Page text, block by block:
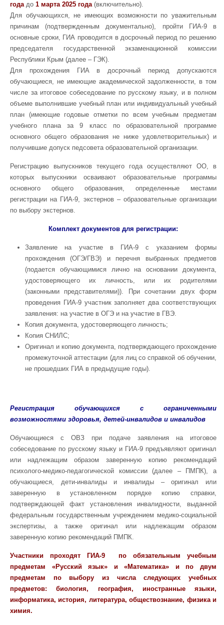
годадо 1 марта 2025 года(включительно).
Для обучающихся, не имеющих возможности по уважительным
причинам (подтвержденным документально), пройти ГИА-9 в
основные сроки, ГИА проводится в досрочный период по решению
председателя государственной экзаменационной комиссии
Республики Крым (далее – ГЭК).
Для прохождения ГИА в досрочный период допускаются
обучающиеся, не имеющие академической задолженности, в том
числе за итоговое собеседование по русскому языку, и в полном
объеме выполнившие учебный план или индивидуальный учебный
план (имеющие годовые отметки по всем учебным предметам
учебного плана за 9 класс по образовательной программе
основного общего образования не ниже удовлетворительных) и
получившие допуск педсовета образовательной организации.
Регистрацию выпускников текущего года осуществляют ОО, в
которых выпускники осваивают образовательные программы
основного общего образования, определенные местами
регистрации на ГИА-9, экстернов – образовательные организации
по выбору экстернов.
Комплект документов для регистрации:
Заявление на участие в ГИА-9 с указанием формы
прохождения (ОГЭ/ГВЭ) и перечня выбранных предметов
(подается обучающимися лично на основании документа,
удостоверяющего их личность, или их родителями
(законными представителями)). При сочетании двух форм
проведения ГИА-9 участник заполняет два соответствующих
заявления: на участие в ОГЭ и на участие в ГВЭ.
Копия документа, удостоверяющего личность;
Копия СНИЛС;
Оригинал и копию документа, подтверждающего прохождение
промежуточной аттестации (для лиц со справкой об обучении,
не прошедших ГИА в предыдущие годы).
Регистрация обучающихся с ограниченными
возможностями здоровья, детей-инвалидов и инвалидов
Обучающиеся с ОВЗ при подаче заявления на итоговое
собеседование по русскому языку и ГИА-9 предъявляют оригинал
или надлежащим образом заверенную копию рекомендаций
психолого-медико-педагогической комиссии (далее – ПМПК), а
обучающиеся, дети-инвалиды и инвалиды – оригинал или
заверенную в установленном порядке копию справки,
подтверждающей факт установления инвалидности, выданной
федеральным государственным учреждением медико-социальной
экспертизы, а также оригинал или надлежащим образом
заверенную копию рекомендаций ПМПК.
Участники проходят ГИА-9 по обязательным учебным
предметам «Русский язык» и «Математика» и по двум
предметам по выбору из числа следующих учебных
предметов: биология, география, иностранные языки,
информатика, история, литература, обществознание, физика и
химия.